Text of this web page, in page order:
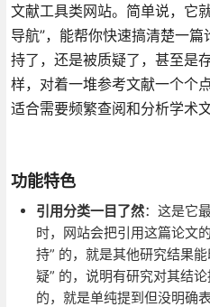
文献工具类网站。简单说，它
导航”，能帮你快速搞清楚一
持了，还是被质疑了，甚至是
样，对着一堆参考文献一个个
适合需要频繁查阅和分析学术文
功能特色
引用分类一目了然：这是它
时，网站会把引用这篇论文
持” 的，就是其他研究结果
疑” 的，说明有研究对其结
的，就是单纯提到但没明确